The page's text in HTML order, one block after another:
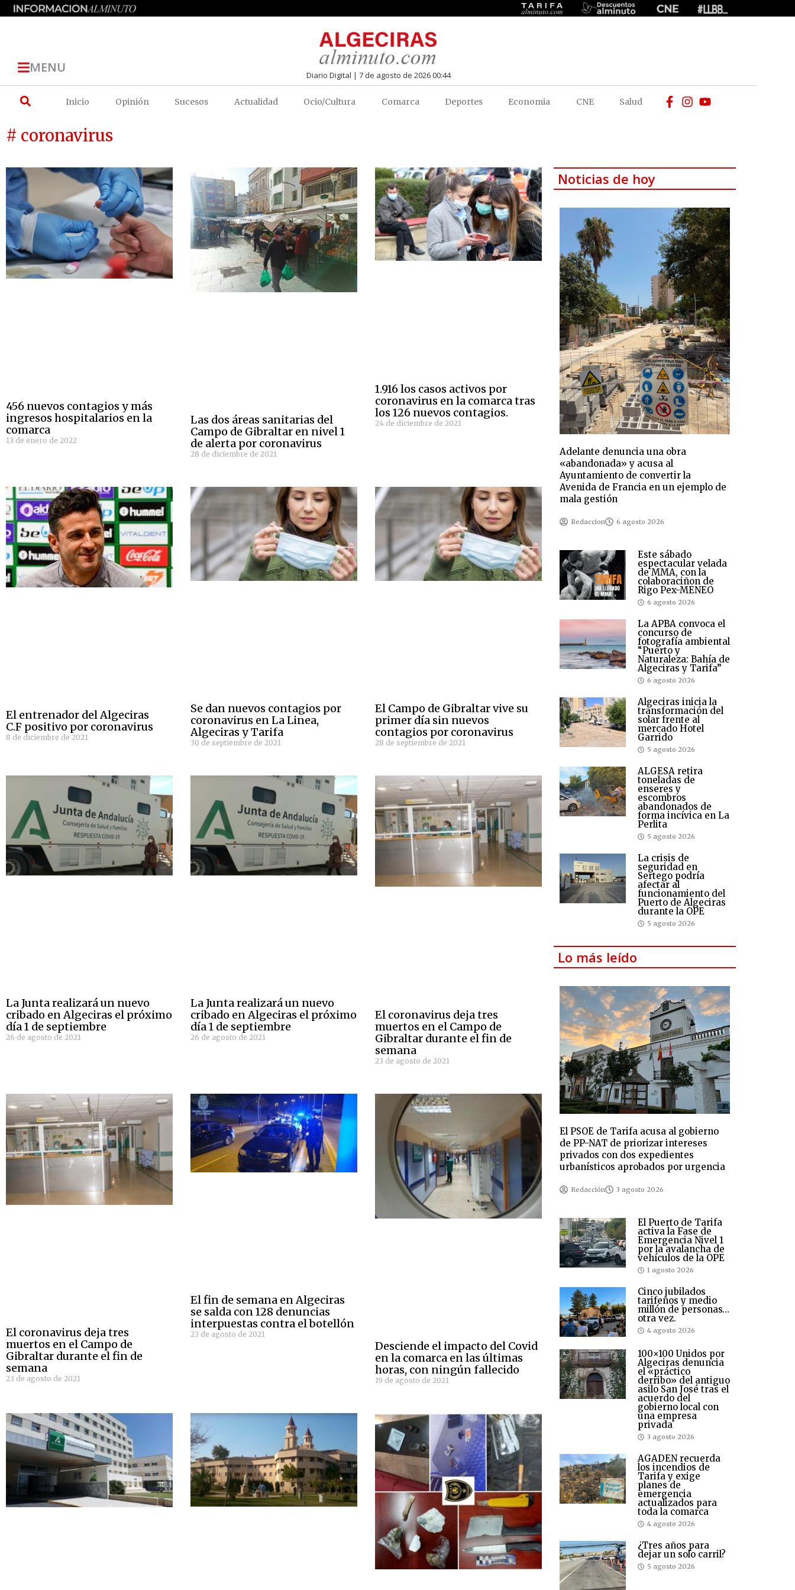
MENU Diario Digital | 7 de agosto de 2026 00:44
Inicio Opinión Sucesos Actualidad Ocio/Cultura Comarca Deportes Economia CNE Salud
# coronavirus
456 nuevos contagios y más
ingresos hospitalarios en la
comarca
13 de enero de 2022
Las dos áreas sanitarias del
Campo de Gibraltar en nivel 1
de alerta por coronavirus
28 de diciembre de 2021
1.916 los casos activos por
coronavirus en la comarca tras
los 126 nuevos contagios.
24 de diciembre de 2021
El entrenador del Algeciras
C.F positivo por coronavirus
8 de diciembre de 2021
Se dan nuevos contagios por
coronavirus en La Linea,
Algeciras y Tarifa
30 de septiembre de 2021
El Campo de Gibraltar vive su
primer día sin nuevos
contagios por coronavirus
28 de septiembre de 2021
La Junta realizará un nuevo
cribado en Algeciras el próximo
día 1 de septiembre
26 de agosto de 2021
La Junta realizará un nuevo
cribado en Algeciras el próximo
día 1 de septiembre
26 de agosto de 2021
El coronavirus deja tres
muertos en el Campo de
Gibraltar durante el fin de
semana
23 de agosto de 2021
El coronavirus deja tres
muertos en el Campo de
Gibraltar durante el fin de
semana
23 de agosto de 2021
El fin de semana en Algeciras
se salda con 128 denuncias
interpuestas contra el botellón
23 de agosto de 2021
Desciende el impacto del Covid
en la comarca en las últimas
horas, con ningún fallecido
19 de agosto de 2021
Noticias de hoy
Adelante denuncia una obra
«abandonada» y acusa al
Ayuntamiento de convertir la
Avenida de Francia en un ejemplo de
mala gestión
Redaccion 6 agosto 2026
Este sábado
espectacular velada
de MMA, con la
colaboraciñon de
Rigo Pex-MENEO
6 agosto 2026
La APBA convoca el
concurso de
fotografía ambiental
“Puerto y
Naturaleza: Bahía de
Algeciras y Tarifa”
6 agosto 2026
Algeciras inicia la
transformación del
solar frente al
mercado Hotel
Garrido
5 agosto 2026
ALGESA retira
toneladas de
enseres y
escombros
abandonados de
forma incívica en La
Perlita
5 agosto 2026
La crisis de
seguridad en
Sertego podría
afectar al
funcionamiento del
Puerto de Algeciras
durante la OPE
5 agosto 2026
Lo más leído
El PSOE de Tarifa acusa al gobierno
de PP-NAT de priorizar intereses
privados con dos expedientes
urbanísticos aprobados por urgencia
Redacción 3 agosto 2026
El Puerto de Tarifa
activa la Fase de
Emergencia Nivel 1
por la avalancha de
vehículos de la OPE
1 agosto 2026
Cinco jubilados
tarifeños y medio
millón de personas…
otra vez.
4 agosto 2026
100×100 Unidos por
Algeciras denuncia
el «práctico
derribo» del antiguo
asilo San José tras el
acuerdo del
gobierno local con
una empresa
privada
3 agosto 2026
AGADEN recuerda
los incendios de
Tarifa y exige
planes de
emergencia
actualizados para
toda la comarca
4 agosto 2026
¿Tres años para
dejar un solo carril?
5 agosto 2026